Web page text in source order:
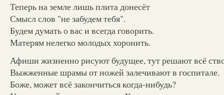
Теперь на земле лишь плита донесёт
Смысл слов "не забудем тебя".
Будем думать о вас и всегда говорить.
Матерям нелегко молодых хоронить.
Афиши жизненно рисуют будущее, тут решают всё
Выжженные шрамы от ножей залечивают в госпитале.
Боже, может всё закончиться когда-нибудь?